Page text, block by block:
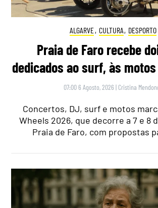
ALGARVE, CULTURA, DESPORTO
Praia de Faro recebe
dedicados ao surf, às
07:00 6 Agosto, 2026 | Cristina
Concertos, DJ, surf e motos
Wheels 2026, que decorre a 7 e 8
Praia de Faro, com propostas